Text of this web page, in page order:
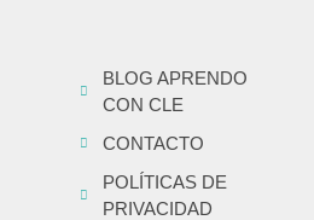
BLOG APRENDO
CON CLE
CONTACTO
POLÍTICAS DE
PRIVACIDAD